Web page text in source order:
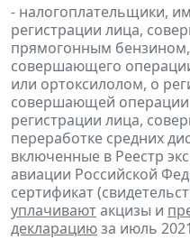
- налогоплательщики,
регистрации лица,
прямогонным
совершающего
или ортоксилолом, о
совершающей
регистрации лица,
переработке средних
включенные в Реестр
авиации Российской
сертификат
уплачиваютакцизы и
декларациюза июль